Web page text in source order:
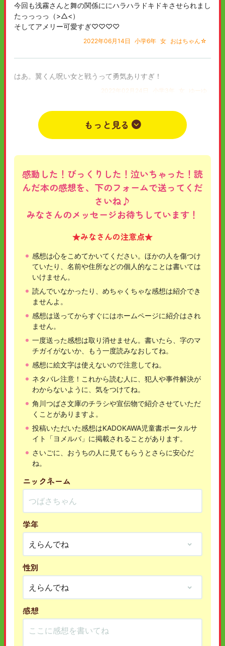
今回も浅霧さんと舞の関係ににハラハラドキドキさせられまし
たっっっっ（>△<）
そしてアメリー可愛すぎ♡♡♡♡
2022年06月14日 小学6年 女 おはちゃん☆
はあ。翼くん呪い女と戦うって勇気ありすぎ！
2022年02月24日 小学3年 女 ゆーゆ
もっと見る
感動した！びっくりした！泣いちゃった！読
んだ本の感想を、下のフォームで送ってくだ
さいね♪
みなさんのメッセージお待ちしています！
★みなさんの注意点★
感想は心をこめてかいてください。ほかの人を傷つけ
ていたり、名前や住所などの個人的なことは書いては
いけません。
読んでいなかったり、めちゃくちゃな感想は紹介でき
ませんよ。
感想は送ってからすぐにはホームページに紹介はされ
ません。
一度送った感想は取り消せません。書いたら、字のマ
チガイがないか、もう一度読みなおしてね。
感想に絵文字は使えないので注意してね。
ネタバレ注意！これから読む人に、犯人や事件解決が
わからないように、気をつけてね。
角川つばさ文庫のチラシや宣伝物で紹介させていただ
くことがありますよ。
投稿いただいた感想はKADOKAWA児童書ポータルサ
イト「ヨメルバ」に掲載されることがあります。
さいごに、おうちの人に見てもらうとさらに安心だ
ね。
ニックネーム
学年
性別
感想